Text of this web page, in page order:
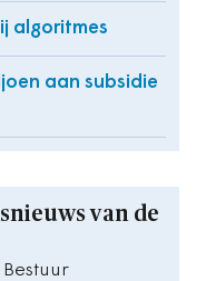
algoritmes
aan subsidie
van de